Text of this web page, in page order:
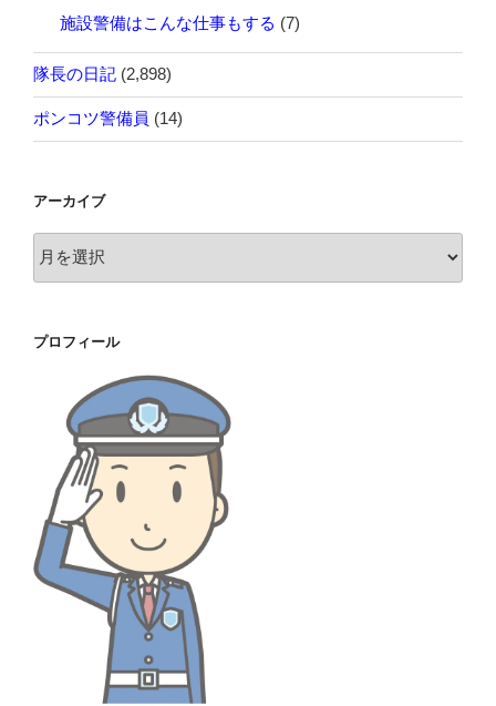
施設警備はこんな仕事もする (7)
隊長の日記 (2,898)
ポンコツ警備員 (14)
アーカイブ
ー
ブ
プロフィール